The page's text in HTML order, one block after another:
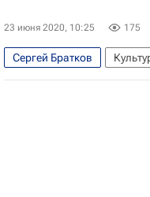
23 июня 2020, 10:25 175
Сергей Братков
Музеи
Олег Васильев